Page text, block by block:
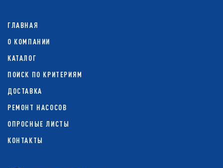
ГЛАВНАЯ
О КОМПАНИИ
КАТАЛОГ
ПОИСК ПО КРИТЕРИЯМ
ДОСТАВКА
РЕМОНТ НАСОСОВ
ОПРОСНЫЕ ЛИСТЫ
КОНТАКТЫ